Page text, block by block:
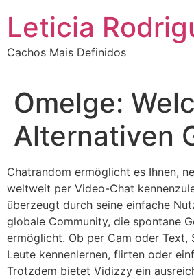
conteúdo
Leticia
Cachos Mais Definidos
Omelge:
Alternativen
Chatrandom ermöglicht es Ihnen,
weltweit per Video-Chat
überzeugt durch seine einfache
globale Community, die spontane
ermöglicht. Ob per Cam oder Text,
Leute kennenlernen, flirten oder
Trotzdem bietet Vidizzy ein